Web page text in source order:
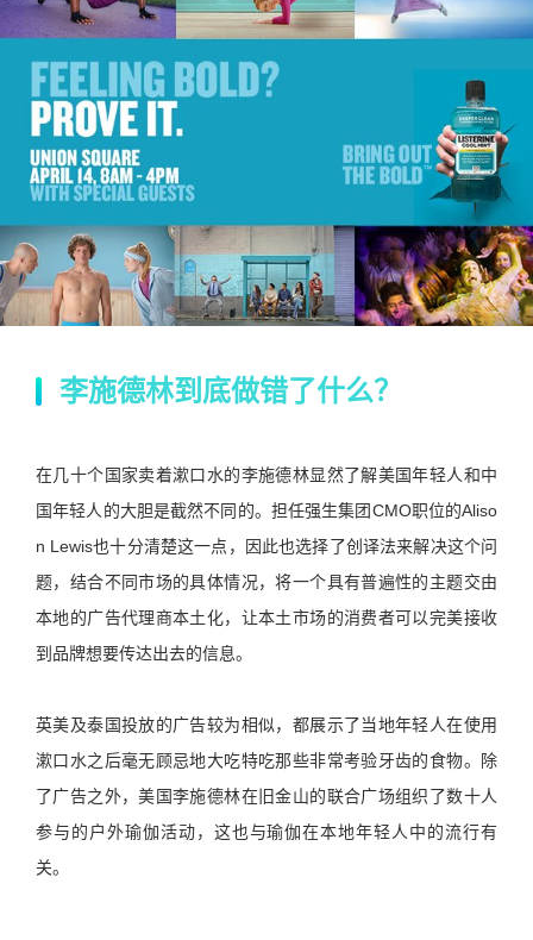
李施德林到底做错了什么？
在几十个国家卖着漱口水的李施德林显然了解美国年轻人和中
国年轻人的大胆是截然不同的。担任强生集团CMO职位的Aliso
n Lewis也十分清楚这一点，因此也选择了创译法来解决这个问
题，结合不同市场的具体情况，将一个具有普遍性的主题交由
本地的广告代理商本土化，让本土市场的消费者可以完美接收
到品牌想要传达出去的信息。
英美及泰国投放的广告较为相似，都展示了当地年轻人在使用
漱口水之后毫无顾忌地大吃特吃那些非常考验牙齿的食物。除
了广告之外，美国李施德林在旧金山的联合广场组织了数十人
参与的户外瑜伽活动，这也与瑜伽在本地年轻人中的流行有
关。